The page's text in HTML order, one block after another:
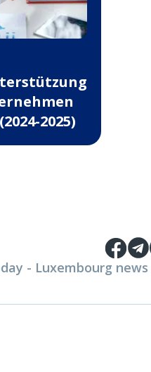
2025)
- Luxembourg